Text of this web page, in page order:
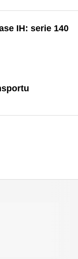
IH: serie 140